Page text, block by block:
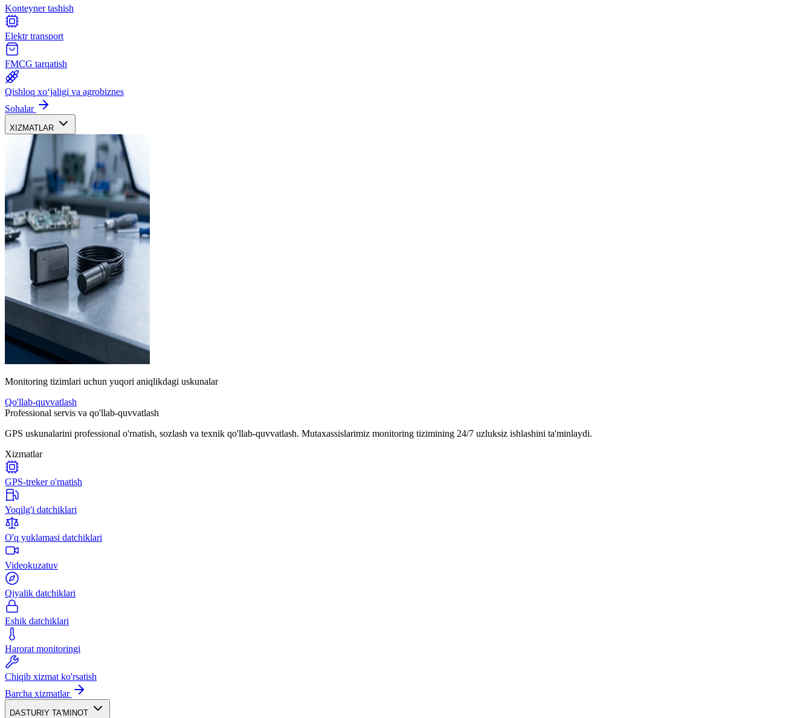
Konteyner tashish
Elektr transport
FMCG tarqatish
Qishloq xoʻjaligi va agrobiznes
Sohalar
XIZMATLAR
Monitoring tizimlari uchun yuqori aniqlikdagi uskunalar
Qo'llab-quvvatlash
Professional servis va qo'llab-quvvatlash
GPS uskunalarini professional o'rnatish, sozlash va texnik qo'llab-quvvatlash. Mutaxassislarimiz monitoring tizimining 24/7 uzluksiz ishlashini ta'minlaydi.
Xizmatlar
GPS-treker o'rnatish
Yoqilg'i datchiklari
O'q yuklamasi datchiklari
Videokuzatuv
Qiyalik datchiklari
Eshik datchiklari
Harorat monitoringi
Chiqib xizmat ko'rsatish
Barcha xizmatlar
DASTURIY TA'MINOT